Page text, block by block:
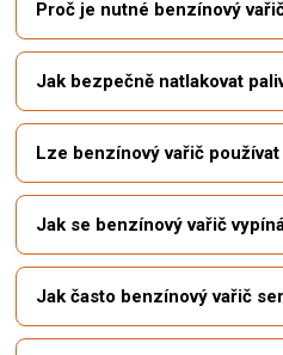
Proč je nutné benzínový
Jak bezpečně natlakovat
Lze benzínový vařič
Jak se benzínový vařič
Jak často benzínový vařič